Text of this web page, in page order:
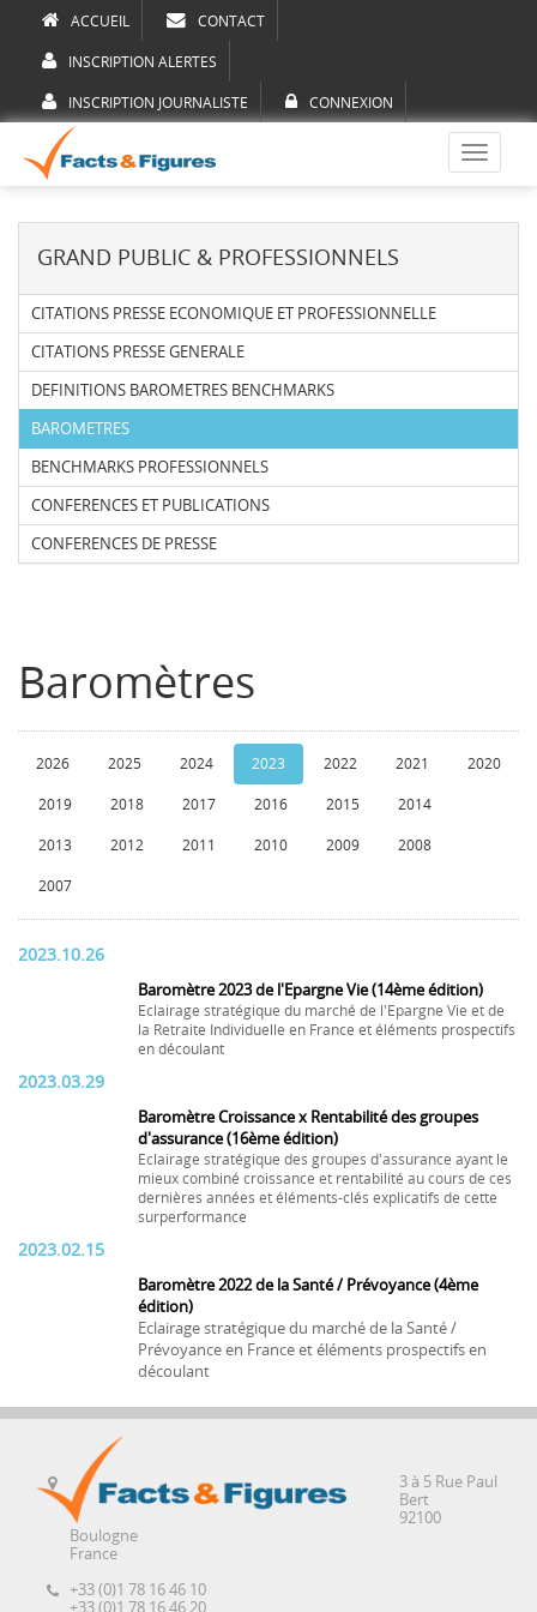
ACCUEIL CONTACT
INSCRIPTION ALERTES
INSCRIPTION JOURNALISTE CONNEXION
Toggle
GRAND PUBLIC & PROFESSIONNELS
CITATIONS PRESSE ECONOMIQUE ET PROFESSIONNELLE
CITATIONS PRESSE GENERALE
DEFINITIONS BAROMETRES BENCHMARKS
BAROMETRES
BENCHMARKS PROFESSIONNELS
CONFERENCES ET PUBLICATIONS
CONFERENCES DE PRESSE
Baromètres
2026 2025 2024 2023 2022 2021 2020
2019 2018 2017 2016 2015 2014
2013 2012 2011 2010 2009 2008
2007
2023.10.26
Baromètre 2023 de l'Epargne Vie (14ème édition)
Eclairage stratégique du marché de l'Epargne Vie et de
la Retraite Individuelle en France et éléments prospectifs
en découlant
2023.03.29
Baromètre Croissance x Rentabilité des groupes
d'assurance (16ème édition)
Eclairage stratégique des groupes d'assurance ayant le
mieux combiné croissance et rentabilité au cours de ces
dernières années et éléments-clés explicatifs de cette
surperformance
2023.02.15
Baromètre 2022 de la Santé / Prévoyance (4ème
édition)
Eclairage stratégique du marché de la Santé /
Prévoyance en France et éléments prospectifs en
découlant
3 à 5 Rue Paul
Bert
92100
Boulogne
France
+33 (0)1 78 16 46 10
+33 (0)1 78 16 46 20